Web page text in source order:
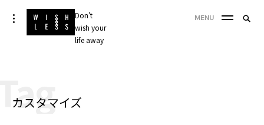
Skip
to
Don't
wish your
life away
toggle
open/close
sidebar
MENU
カスタマイズ